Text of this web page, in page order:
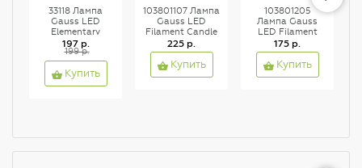
33118 Лампа
Gauss LED
Elementary
Candle 8W E14
3000K 1/10/100
197 р.
199 р.
Купить
103801107 Лампа
Gauss LED
Filament Candle
E14 7W 2700К
1/10/50, шт
225 р.
Купить
103801205
Лампа Gauss
LED Filament
Candle E14 5W
4100K 1/10/50
175 р.
Купить